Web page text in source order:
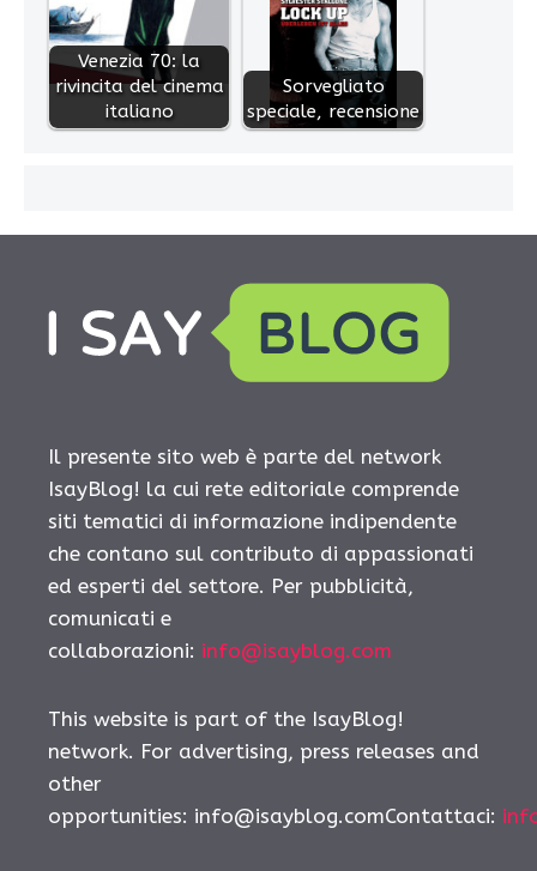
Venezia 70: la
rivincita del cinema
italiano
Sorvegliato
speciale, recensione
Il presente sito web è parte del network
IsayBlog! la cui rete editoriale comprende
siti tematici di informazione indipendente
che contano sul contributo di appassionati
ed esperti del settore. Per pubblicità,
comunicati e
collaborazioni: info@isayblog.com
This website is part of the IsayBlog!
network. For advertising, press releases and
other
opportunities: info@isayblog.comContattaci: